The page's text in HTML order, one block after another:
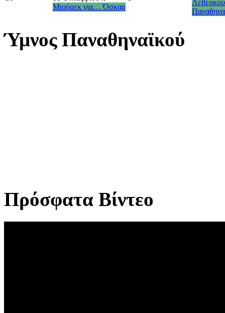
Μιούρεκ για… Όσκαρ
Ύμνος Παναθηναϊκού
Πρόσφατα Βίντεο